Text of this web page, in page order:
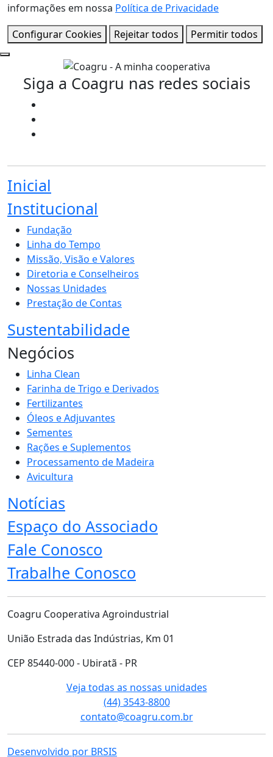
informações em nossa Política de Privacidade
Configurar Cookies
Rejeitar todos Permitir todos
Siga a Coagru nas redes sociais
Inicial
Institucional
Fundação
Linha do Tempo
Missão, Visão e Valores
Diretoria e Conselheiros
Nossas Unidades
Prestação de Contas
Sustentabilidade
Negócios
Linha Clean
Farinha de Trigo e Derivados
Fertilizantes
Óleos e Adjuvantes
Sementes
Rações e Suplementos
Processamento de Madeira
Avicultura
Notícias
Espaço do Associado
Fale Conosco
Trabalhe Conosco
Coagru Cooperativa Agroindustrial
União Estrada das Indústrias, Km 01
CEP 85440-000 - Ubiratã - PR
Veja todas as nossas unidades
(44) 3543-8800
contato@coagru.com.br
Desenvolvido por BRSIS